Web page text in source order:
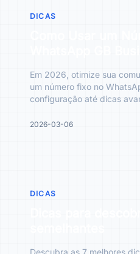
DICAS
Em 2026, otimize sua
um número fixo no
configuração até dicas
2026-03-06
DICAS
Descubra as 7 melhores